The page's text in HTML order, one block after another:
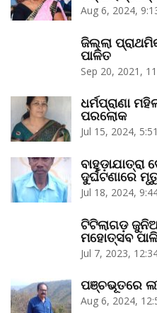
Aug 6, 2024,
ଜିଲ୍ଲା
ପାଳିତ
Sep 20, 2021,
ଧର୍ମପ୍ରାଣା
ପରଲୋକ
Jul 15, 2024,
ବାହୁଡ଼ାଯାତ୍ରା
ଦୁର୍ଘଟଣାରେ
Jul 18, 2024,
ଟିଟିଲାଗଡ଼
ମହୋତ୍ସବ
Jul 7, 2023,
ପଞ୍ଚଭୂତରେ
Aug 6, 2024,